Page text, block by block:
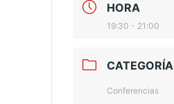
HORA
19:30 - 21:00
CATEGORÍA
Conferencias